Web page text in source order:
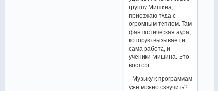
группу Мишина,
приезжаю туда с
огромным теплом. Там
фантастическая аура,
которую вызывает и
сама работа, и
ученики Мишина. Это
восторг.
- Музыку к программам
уже можно озвучить?